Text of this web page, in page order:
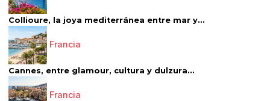
Collioure, la joya mediterránea entre mar y...
Francia
Cannes, entre glamour, cultura y dulzura...
Francia